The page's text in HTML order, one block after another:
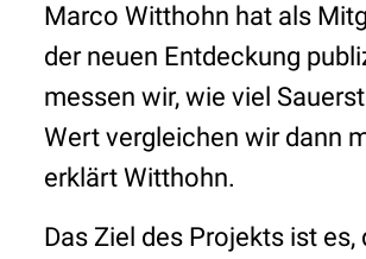
Marco Witthohn hat als
der neuen Entdeckung
messen wir, wie viel
Wert vergleichen wir dann
erklärt Witthohn.
Das Ziel des Projekts ist